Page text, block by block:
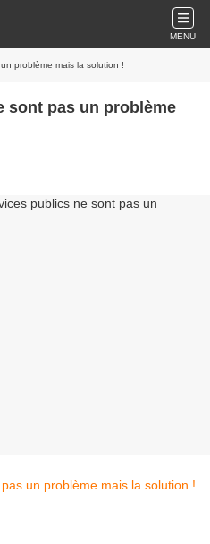
MENU
problème mais la solution !
sont pas un problème